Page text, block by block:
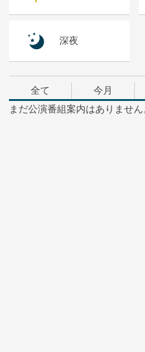
深夜
全て 今月
まだ公演番組案内はありません